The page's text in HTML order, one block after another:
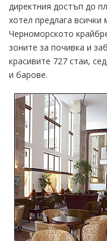
директния достъп до
хотел предлага
Черноморското
зоните за почивка и
красивите 727 стаи,
и барове.